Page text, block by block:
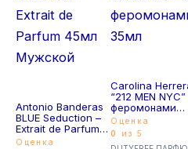
Antonio Banderas
BLUE Seduction –
Extrait de Parfum
45мл Мужской
Оценка
Carolina
“212 MEN
феромонами
35мл
Оценка
0
из 5